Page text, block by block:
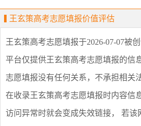
王玄策高考志愿填报价值评估
王玄策高考志愿填报于2026-07-07被
平台仅提供王玄策高考志愿填报的信
志愿填报没有任何关系，不承担相关
在收录王玄策高考志愿填报时内容信
访问异常时就会变成失效链接， 若该